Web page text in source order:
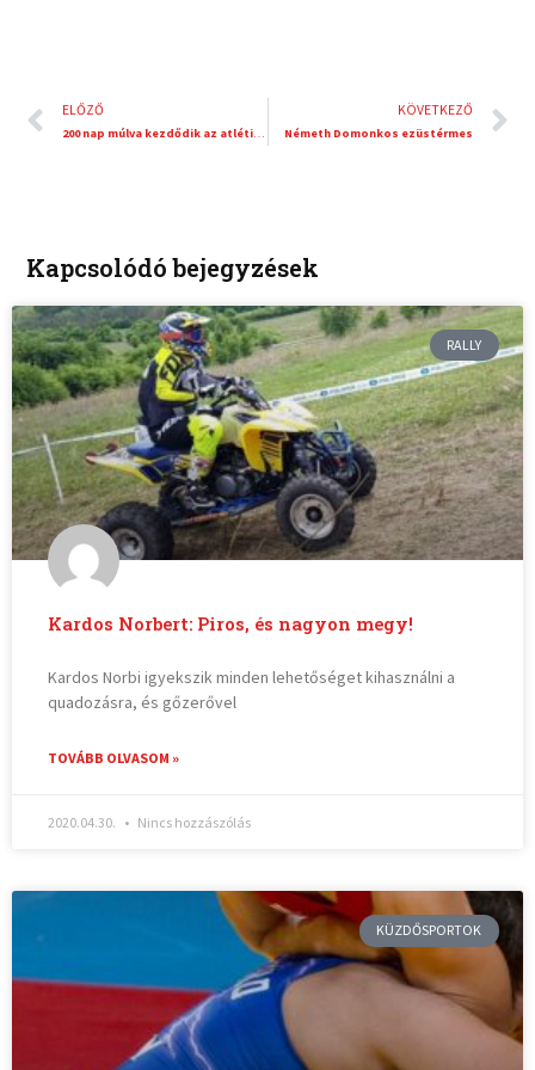
Előző
ELŐZŐ KÖVETKEZŐ
Németh Domonkos ezüstérmes
Kapcsolódó bejegyzések
RALLY
Kardos Norbert: Piros, és nagyon megy!
Kardos Norbi igyekszik minden lehetőséget kihasználni a
quadozásra, és gőzerővel
TOVÁBB OLVASOM »
2020.04.30. Nincs hozzászólás
KÜZDŐSPORTOK